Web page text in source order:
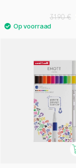
31.90 €